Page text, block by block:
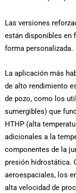
Las versiones
están disponibles en
forma personalizada.
La aplicación más
de alto rendimiento
de pozo, como los
sumergibles) que
HTHP (alta
adicionales a la
componentes de la
presión hidrostática.
aeroespaciales, los
alta velocidad de